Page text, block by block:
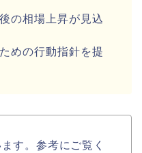
の相場上昇が見込
めの行動指針を提
す。参考にご覧く